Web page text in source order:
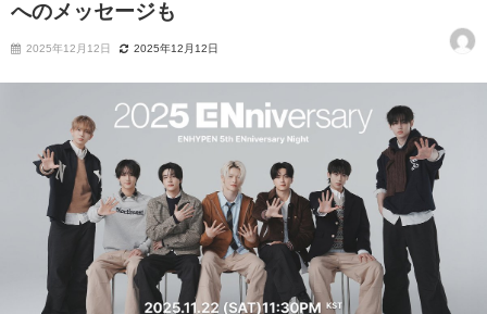
へのメッセージも
2025年12月12日 2025年12月12日